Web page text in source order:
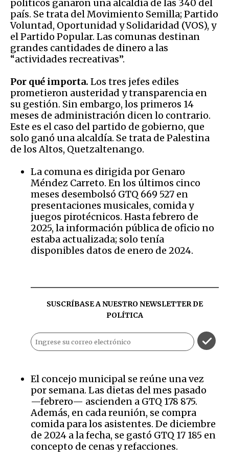
políticos ganaron una alcaldía de las 340 del
país. Se trata del Movimiento Semilla; Partido
Voluntad, Oportunidad y Solidaridad (VOS), y
el Partido Popular. Las comunas destinan
grandes cantidades de dinero a las
“actividades recreativas”.
Por qué importa. Los tres jefes ediles
prometieron austeridad y transparencia en
su gestión. Sin embargo, los primeros 14
meses de administración dicen lo contrario.
Este es el caso del partido de gobierno, que
solo ganó una alcaldía. Se trata de Palestina
de los Altos, Quetzaltenango.
La comuna es dirigida por Genaro
Méndez Carreto. En los últimos cinco
meses desembolsó GTQ 669 527 en
presentaciones musicales, comida y
juegos pirotécnicos. Hasta febrero de
2025, la información pública de oficio no
estaba actualizada; solo tenía
disponibles datos de enero de 2024.
SUSCRÍBASE A NUESTRO NEWSLETTER DE
POLÍTICA
El concejo municipal se reúne una vez
por semana. Las dietas del mes pasado
—febrero— ascienden a GTQ 178 875.
Además, en cada reunión, se compra
comida para los asistentes. De diciembre
de 2024 a la fecha, se gastó GTQ 17 185 en
concepto de cenas y refacciones.